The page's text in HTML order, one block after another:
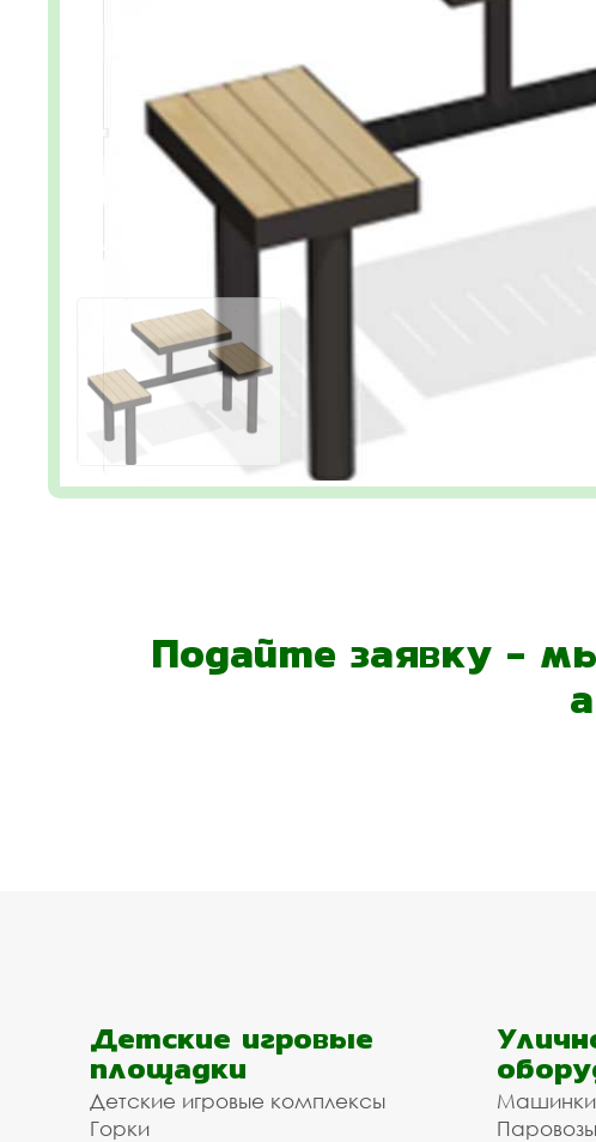
Подайте заявку -
Детские игровые
площадки
Детские игровые комплексы
Горки
Машинки